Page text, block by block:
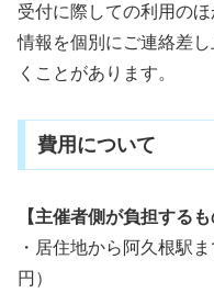
受付に際しての利用の
情報を個別にご連絡差
くことがあります。
費用について
【主催者側が負担するも
・居住地から阿久根駅
円）